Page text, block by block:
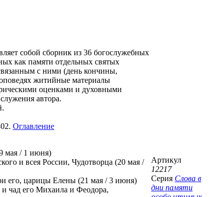
собой сборник из 36 богослужебных
как памяти отдельных святых
с ними (день кончины,
житийные материалы
оценками и духовными
автора.
Оглавление
мая / 1 июня)
и всея России, Чудотворца (20 мая /
его, царицы Елены (21 мая / 3 июня)
и чад его Михаила и Феодора,
Артикул
12217
Серия Слова в
дни памяти